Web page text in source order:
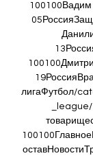
лигаФутбол/